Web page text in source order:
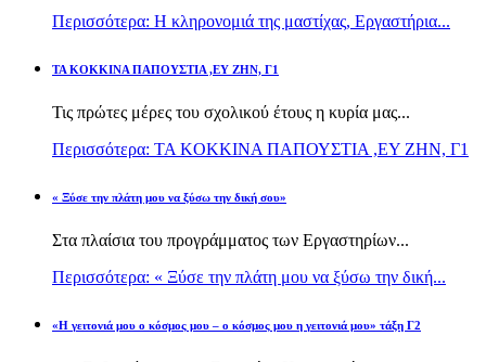
Περισσότερα: H κληρονομιά της μαστίχας, Εργαστήρια...
TA KOKKINA ΠΑΠΟΥΣΤΙΑ ,ΕΥ ΖΗΝ, Γ1
Τις πρώτες μέρες του σχολικού έτους η κυρία μας...
Περισσότερα: TA KOKKINA ΠΑΠΟΥΣΤΙΑ ,ΕΥ ΖΗΝ, Γ1
« Ξύσε την πλάτη μου να ξύσω την δική σου»
Στα πλαίσια του προγράμματος των Εργαστηρίων...
Περισσότερα: « Ξύσε την πλάτη μου να ξύσω την δική...
«Η γειτονιά μου ο κόσμος μου – ο κόσμος μου η γειτονιά μου» τάξη Γ2